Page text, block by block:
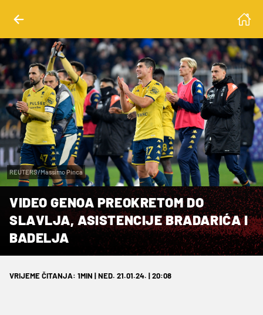
REUTERS/Massimo Pinca
VIDEO GENOA PREOKRETOM DO
SLAVLJA, ASISTENCIJE BRADARIĆA I
BADELJA
VRIJEME ČITANJA: 1MIN | NED. 21.01.24. | 20:08